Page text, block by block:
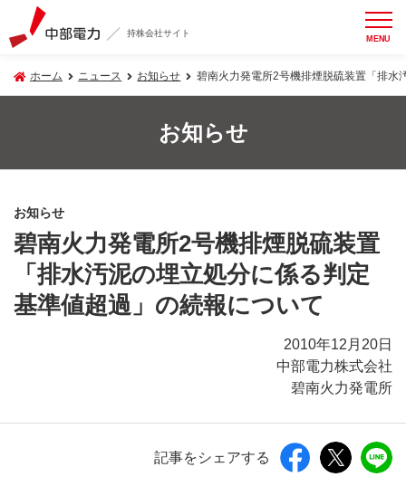
持株会社サイト MENU
ホーム ニュース お知らせ 碧南火力発電所2号機排煙脱硫装置「排水
お知らせ
お知らせ
碧南火力発電所2号機排煙脱硫装置
「排水汚泥の埋立処分に係る判定
基準値超過」の続報について
2010年12月20日
中部電力株式会社
碧南火力発電所
記事をシェアする